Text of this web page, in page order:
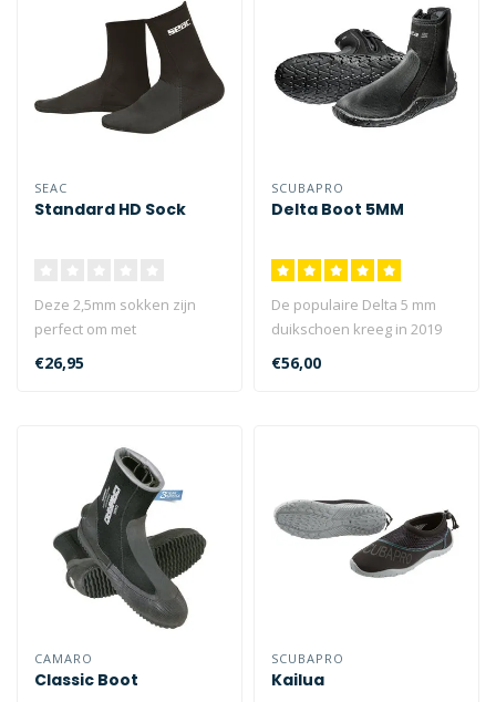
SEAC
Standard HD Sock
Deze 2,5mm sokken zijn
perfect om met
duikschoenen te dragen...
€26,95
SCUBAPRO
Delta Boot 5MM
De populaire Delta 5 mm
duikschoen kreeg in 2019
een make-over. De sterke
en teg..
€56,00
CAMARO
Classic Boot
SCUBAPRO
Kailua